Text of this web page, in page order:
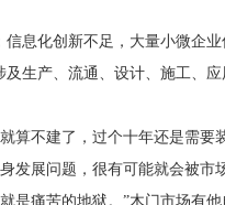
信息化创新不足，大量小微企
生产、流通、设计、施工、
算不建了，过个十年还是需要
发展问题，很有可能就会被市
是痛苦的地狱。”木门市场有